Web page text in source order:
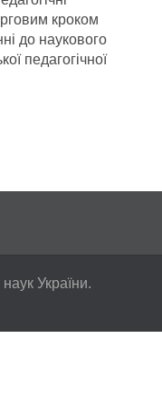
кроком
до наукового
педагогічної
України.